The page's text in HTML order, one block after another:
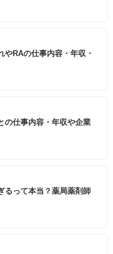
やRAの仕事内容・年収・
の仕事内容・年収や企業
るって本当？薬局薬剤師